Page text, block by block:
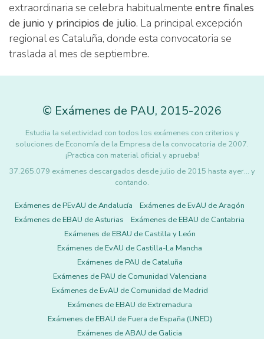
extraordinaria se celebra habitualmente entre finales
de junio y principios de julio. La principal excepción
regional es Cataluña, donde esta convocatoria se
traslada al mes de septiembre.
© Exámenes de PAU, 2015-2026
Estudia la selectividad con todos los exámenes con criterios y
soluciones de Economía de la Empresa de la convocatoria de 2007.
¡Practica con material oficial y aprueba!
37.265.079 exámenes descargados desde julio de 2015 hasta ayer... y
contando.
Exámenes de PEvAU de Andalucía
Exámenes de EvAU de Aragón
Exámenes de EBAU de Asturias
Exámenes de EBAU de Cantabria
Exámenes de EBAU de Castilla y León
Exámenes de EvAU de Castilla-La Mancha
Exámenes de PAU de Cataluña
Exámenes de PAU de Comunidad Valenciana
Exámenes de EvAU de Comunidad de Madrid
Exámenes de EBAU de Extremadura
Exámenes de EBAU de Fuera de España (UNED)
Exámenes de ABAU de Galicia